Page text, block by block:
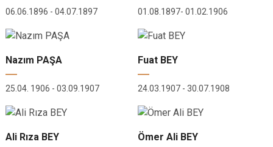
06.06.1896 - 04.07.1897 01.08.1897- 01.02.1906
Nazım PAŞA
25.04. 1906 - 03.09.1907
Fuat BEY
24.03.1907 - 30.07.1908
Ali Rıza BEY Ömer Ali BEY